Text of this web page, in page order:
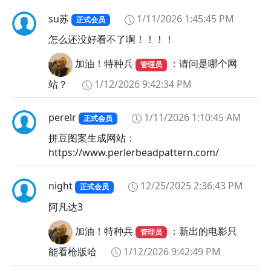
su苏 正式会员
1/11/2026 1:45:45 PM
怎么还没好看不了啊！！！！
加油！特种兵
管理员
：请问是哪个网
站？
1/12/2026 9:42:34 PM
perelr 正式会员
1/11/2026 1:10:45 AM
拼豆图案生成网站：
https://www.perlerbeadpattern.com/
night 正式会员
12/25/2025 2:36:43 PM
阿凡达3
加油！特种兵
管理员
：新出的电影只
能看枪版哈
1/12/2026 9:42:49 PM